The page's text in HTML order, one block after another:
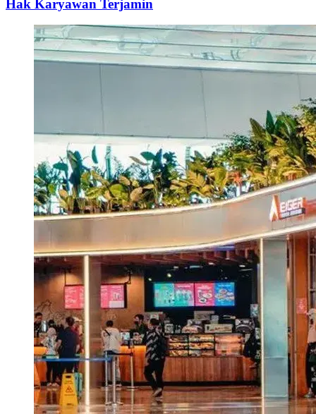
Hak Karyawan Terjamin